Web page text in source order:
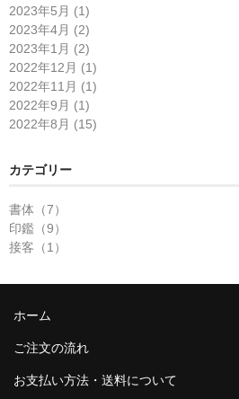
2023年5月 (1)
2023年4月 (2)
2023年1月 (2)
2022年12月 (1)
2022年11月 (1)
2022年9月 (1)
2022年8月 (15)
カテゴリー
書体（7）
印鑑（9）
接客（1）
ホーム
ご注文の流れ
お支払い方法・送料について